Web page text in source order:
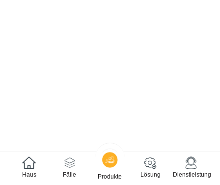
Haus Fälle Produkte Lösung Dienstleistung